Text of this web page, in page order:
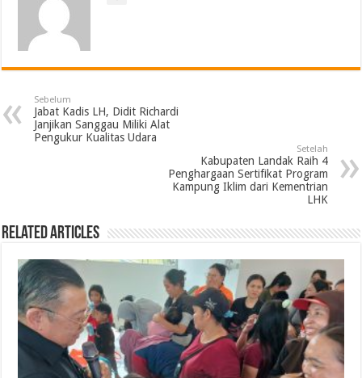
Sebelum
Jabat Kadis LH, Didit Richardi
Janjikan Sanggau Miliki Alat
Pengukur Kualitas Udara
Setelah
Kabupaten Landak Raih 4
Penghargaan Sertifikat Program
Kampung Iklim dari Kementrian
LHK
Related Articles